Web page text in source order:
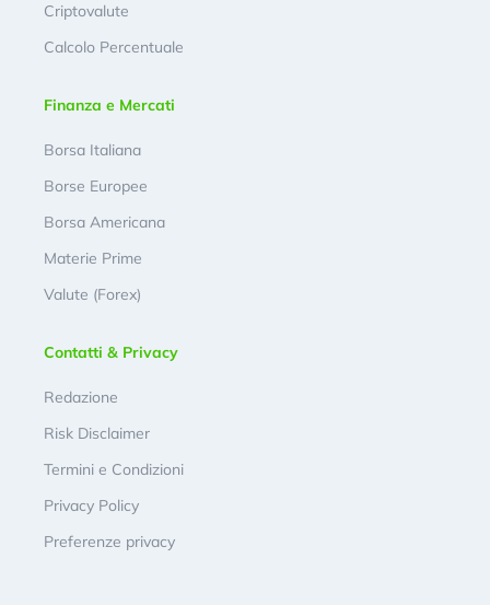
Criptovalute
Calcolo Percentuale
Finanza e Mercati
Borsa Italiana
Borse Europee
Borsa Americana
Materie Prime
Valute (Forex)
Contatti & Privacy
Redazione
Risk Disclaimer
Termini e Condizioni
Privacy Policy
Preferenze privacy